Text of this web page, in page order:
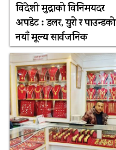
विदेशी मुद्राको विनिमयदर
अपडेट : डलर, युरो र पाउन्डको
नयाँ मूल्य सार्वजनिक